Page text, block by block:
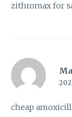
zithromax for
cheap